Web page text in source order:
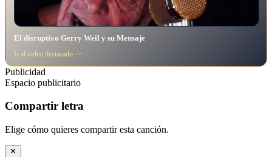
El disruptivo Gerry Weil y su Mensaje
Ir al video destacado ->
Publicidad
Espacio publicitario
Compartir letra
Elige cómo quieres compartir esta canción.
✕